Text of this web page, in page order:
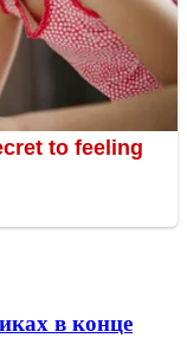
в конце